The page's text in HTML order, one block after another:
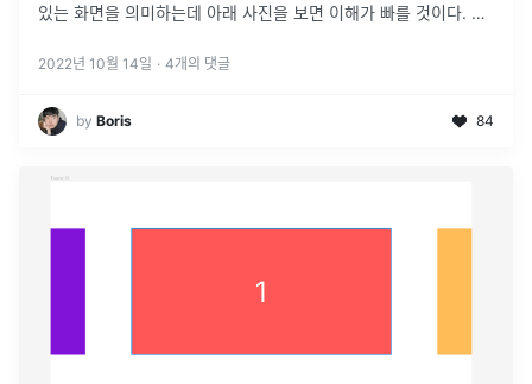
있는 화면을 의미하는데 아래 사진을 보면 이해가 빠를 것이다. 출
2022년 10월 14일 · 4개의 댓글
by Boris 84